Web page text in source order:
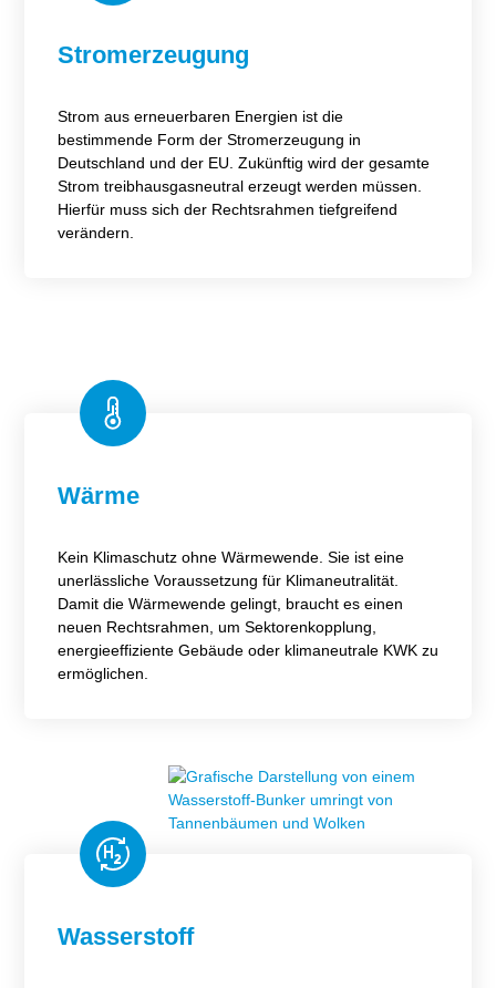
Stromerzeugung
Strom aus erneuerbaren Energien ist die
bestimmende Form der Stromerzeugung in
Deutschland und der EU. Zukünftig wird der gesamte
Strom treibhausgasneutral erzeugt werden müssen.
Hierfür muss sich der Rechtsrahmen tiefgreifend
verändern.
Wärme
Kein Klimaschutz ohne Wärmewende. Sie ist eine
unerlässliche Voraussetzung für Klimaneutralität.
Damit die Wärmewende gelingt, braucht es einen
neuen Rechtsrahmen, um Sektorenkopplung,
energieeffiziente Gebäude oder klimaneutrale KWK zu
ermöglichen.
Wasserstoff